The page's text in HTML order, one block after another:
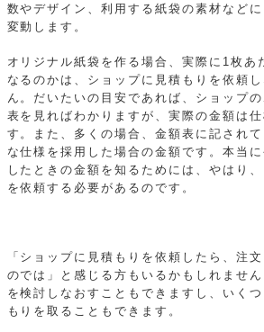
数やデザイン、利用する紙袋の素材など
変動します。
オリジナル紙袋を作る場合、実際に1枚あ
なるのかは、ショップに見積もりを依頼
ん。だいたいの目安であれば、ショップ
表を見ればわかりますが、実際の金額は
す。また、多くの場合、金額表に記され
な仕様を採用した場合の金額です。本当
したときの金額を知るためには、やはり
を依頼する必要があるのです。
「ショップに見積もりを依頼したら、注
のでは」と感じる方もいるかもしれませ
を検討しなおすこともできますし、いく
もりを取ることもできます。